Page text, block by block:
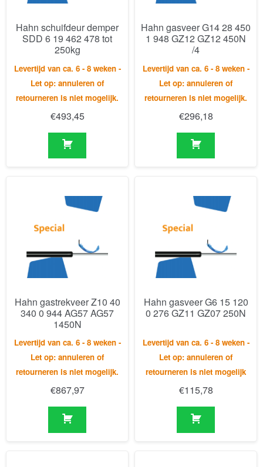
Let op: annuleren of
retourneren is niet mogelijk.
493,45
Let op: annuleren of
retourneren is niet mogelijk.
Hahn gastrekveer Z10 40
340 0 944 AG57 AG57
1450N
Let op: annuleren of
retourneren is niet mogelijk.
867,97
Hahn gasveer G6 15 120
0 276 GZ11 GZ07 250N
Let op: annuleren of
retourneren is niet mogelijk